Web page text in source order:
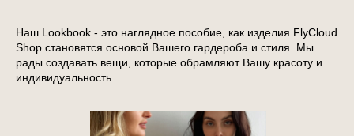
Наш Lookbook - это наглядное пособие, как изделия FlyCloud
Shop становятся основой Вашего гардероба и стиля. Мы
рады создавать вещи, которые обрамляют Вашу красоту и
индивидуальность